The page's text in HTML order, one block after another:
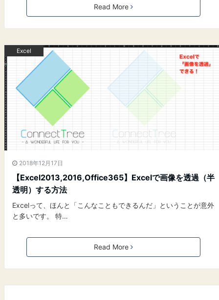
Read More
Excel
2018年12月17日
【Excel2013,2016,Office365】Excelで画像を透過（半
透明）する方法
Excelって、ほんと「こんなこともできるんだ」ということが意外
と多いです。 特…
Read More